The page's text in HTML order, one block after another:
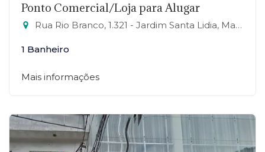
Ponto Comercial/Loja para Alugar
Rua Rio Branco, 1.321 - Jardim Santa Lidia, Mauá-SP
1 Banheiro
Mais informações